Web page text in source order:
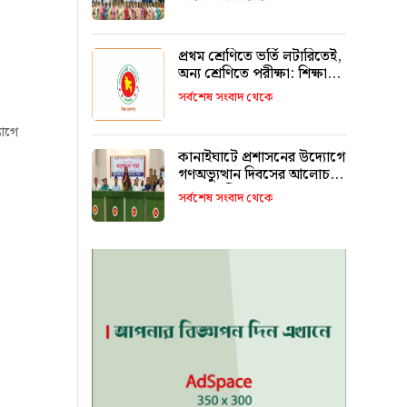
রাখবে : কয়েস লোদী
প্রথম শ্রেণিতে ভর্তি লটারিতেই,
অন্য শ্রেণিতে পরীক্ষা: শিক্ষা
মন্ত্রণালয়
সর্বশেষ সংবাদ থেকে
কানাইঘাটে প্রশাসনের উদ্যোগে
গণঅভ্যুত্থান দিবসের আলোচনা
সভা অনুষ্ঠিত
সর্বশেষ সংবাদ থেকে